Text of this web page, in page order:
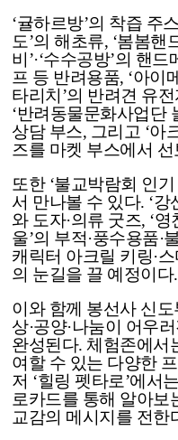
‘귤하르방’의 착즙 주
도’의 해초류, ‘봄봄핸
비’·‘수수공방’의 핸
프 등 반려용품, ‘아이
타리치’의 반려견 유
‘반려동물문화사업단
상담 부스, 그리고 ‘아
즈를 마켓 부스에서
또한 ‘불교박람회 인
서 만나볼 수 있다. ‘
와 도자·의류 굿즈, ‘
울’의 부적·풍수용품·
캐릭터 아크릴 키링·
의 눈길을 끌 예정이다.
이와 함께 봉선사 신
상·공양·나눔이 어우
완성된다. 체험존에서
여할 수 있는 다양한
저 ‘힐링 펫타로’에서
로카드를 통해 알아보
교감의 메시지를 전한